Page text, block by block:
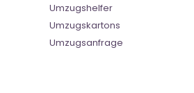
Umzugshelfer
Umzugskartons
Umzugsanfrage